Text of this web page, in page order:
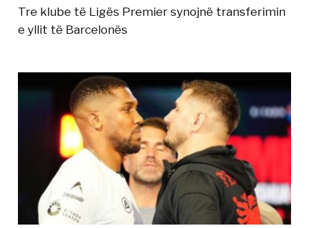
Tre klube të Ligës Premier synojnë transferimin
e yllit të Barcelonës